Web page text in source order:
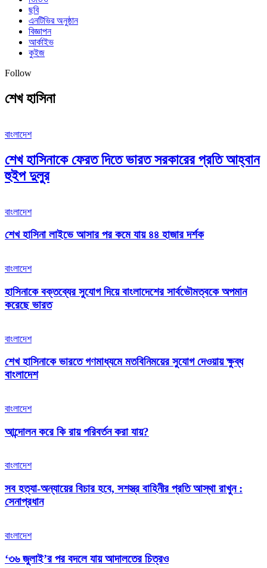
ছবি
এনটিভির অনুষ্ঠান
বিজ্ঞাপন
আর্কাইভ
কুইজ
Follow
শেখ হাসিনা
বাংলাদেশ
শেখ হাসিনাকে ফেরত দিতে ভারত সরকারের প্রতি আহ্বান
হুইপ দুলুর
বাংলাদেশ
শেখ হাসিনা লাইভে আসার পর কমে যায় ৪৪ হাজার দর্শক
বাংলাদেশ
হাসিনাকে বক্তব্যের সুযোগ দিয়ে বাংলাদেশের সার্বভৌমত্বকে অপমান
করেছে ভারত
বাংলাদেশ
শেখ হাসিনাকে ভারতে গণমাধ্যমে মতবিনিময়ের সুযোগ দেওয়ায় ক্ষুব্ধ
বাংলাদেশ
বাংলাদেশ
আন্দোলন করে কি রায় পরিবর্তন করা যায়?
বাংলাদেশ
সব হত্যা-অন্যায়ের বিচার হবে, সশস্ত্র বাহিনীর প্রতি আস্থা রাখুন :
সেনাপ্রধান
বাংলাদেশ
‘৩৬ জুলাই’র পর বদলে যায় আদালতের চিত্রও